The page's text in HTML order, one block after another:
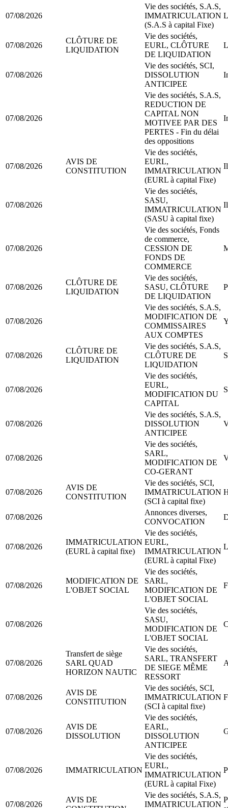
07/08/2026
Vie des sociétés, S.A.S,
IMMATRICULATION
(S.A.S à capital Fixe)
07/08/2026
CLÔTURE DE
LIQUIDATION
Vie des sociétés,
EURL, CLÔTURE
DE LIQUIDATION
07/08/2026
Vie des sociétés, SCI,
DISSOLUTION
ANTICIPEE
07/08/2026
Vie des sociétés, S.A.S,
REDUCTION DE
CAPITAL NON
MOTIVEE PAR DES
PERTES - Fin du délai
des oppositions
07/08/2026
AVIS DE
CONSTITUTION
Vie des sociétés,
EURL,
IMMATRICULATION
(EURL à capital Fixe)
07/08/2026
Vie des sociétés,
SASU,
IMMATRICULATION
(SASU à capital fixe)
07/08/2026
Vie des sociétés, Fonds
de commerce,
CESSION DE
FONDS DE
COMMERCE
07/08/2026
CLÔTURE DE
LIQUIDATION
Vie des sociétés,
SASU, CLÔTURE
DE LIQUIDATION
07/08/2026
Vie des sociétés, S.A.S,
MODIFICATION DE
COMMISSAIRES
AUX COMPTES
07/08/2026
CLÔTURE DE
LIQUIDATION
Vie des sociétés, S.A.S,
CLÔTURE DE
LIQUIDATION
07/08/2026
Vie des sociétés,
EURL,
MODIFICATION DU
CAPITAL
07/08/2026
Vie des sociétés, S.A.S,
DISSOLUTION
ANTICIPEE
07/08/2026
Vie des sociétés,
SARL,
MODIFICATION DE
CO-GERANT
07/08/2026
AVIS DE
CONSTITUTION
Vie des sociétés, SCI,
IMMATRICULATION
(SCI à capital fixe)
07/08/2026
Annonces diverses,
CONVOCATION
07/08/2026
IMMATRICULATION
(EURL à capital fixe)
Vie des sociétés,
EURL,
IMMATRICULATION
(EURL à capital Fixe)
07/08/2026
MODIFICATION DE
L'OBJET SOCIAL
Vie des sociétés,
SARL,
MODIFICATION DE
L'OBJET SOCIAL
07/08/2026
Vie des sociétés,
SASU,
MODIFICATION DE
L'OBJET SOCIAL
07/08/2026
Transfert de siège
SARL QUAD
HORIZON NAUTIC
Vie des sociétés,
SARL, TRANSFERT
DE SIEGE MÊME
RESSORT
07/08/2026
AVIS DE
CONSTITUTION
Vie des sociétés, SCI,
IMMATRICULATION
(SCI à capital fixe)
07/08/2026
AVIS DE
DISSOLUTION
Vie des sociétés,
EARL,
DISSOLUTION
ANTICIPEE
07/08/2026 IMMATRICULATION
Vie des sociétés,
EURL,
IMMATRICULATION
(EURL à capital Fixe)
07/08/2026
AVIS DE
Vie des sociétés, S.A.S,
IMMATRICULATION